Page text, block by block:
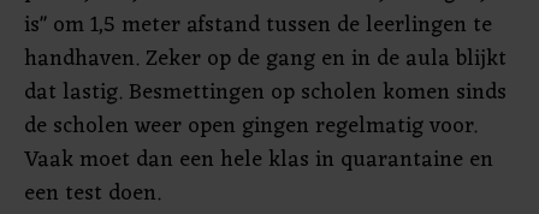
is" om 1,5 meter afstand tussen de leerlingen te
handhaven. Zeker op de gang en in de aula blijkt
dat lastig. Besmettingen op scholen komen sinds
de scholen weer open gingen regelmatig voor.
Vaak moet dan een hele klas in quarantaine en
een test doen.